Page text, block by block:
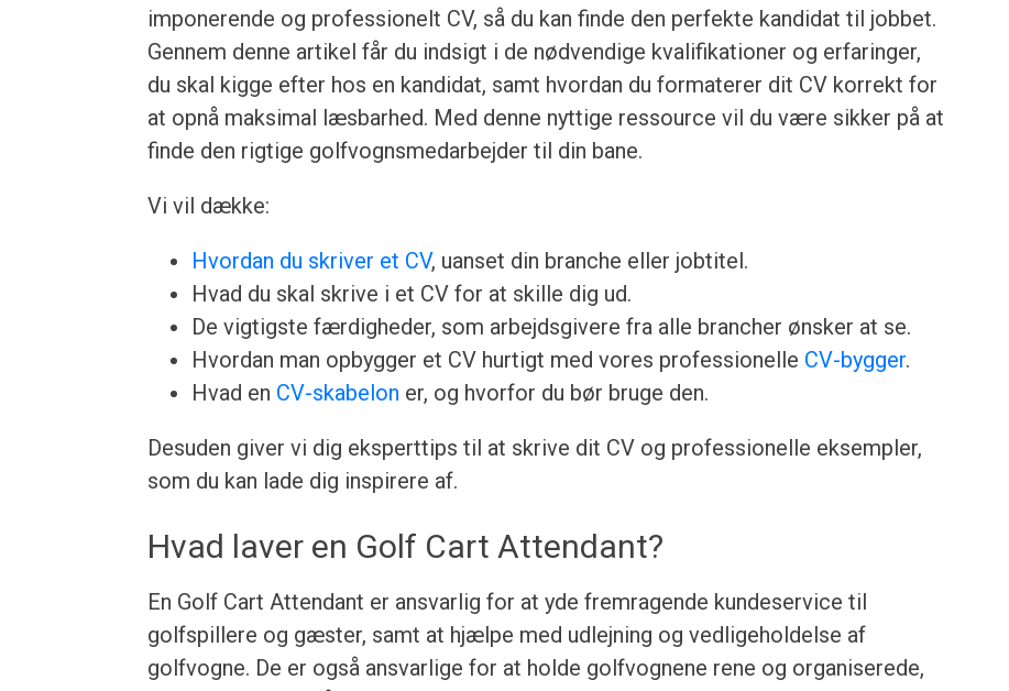
imponerende og professionelt CV, så du kan finde den perfekte kandidat til jobbet.
Gennem denne artikel får du indsigt i de nødvendige kvalifikationer og erfaringer,
du skal kigge efter hos en kandidat, samt hvordan du formaterer dit CV korrekt for
at opnå maksimal læsbarhed. Med denne nyttige ressource vil du være sikker på at
finde den rigtige golfvognsmedarbejder til din bane.
Vi vil dække:
Hvordan du skriver et CV, uanset din branche eller jobtitel.
Hvad du skal skrive i et CV for at skille dig ud.
De vigtigste færdigheder, som arbejdsgivere fra alle brancher ønsker at se.
Hvordan man opbygger et CV hurtigt med vores professionelle CV-bygger.
Hvad en CV-skabelon er, og hvorfor du bør bruge den.
Desuden giver vi dig eksperttips til at skrive dit CV og professionelle eksempler,
som du kan lade dig inspirere af.
Hvad laver en Golf Cart Attendant?
En Golf Cart Attendant er ansvarlig for at yde fremragende kundeservice til
golfspillere og gæster, samt at hjælpe med udlejning og vedligeholdelse af
golfvogne. De er også ansvarlige for at holde golfvognene rene og organiserede,